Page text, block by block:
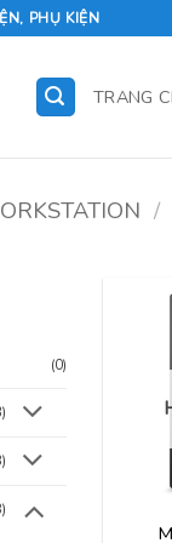
PHỤ KIỆN
TRANG
/
(0)